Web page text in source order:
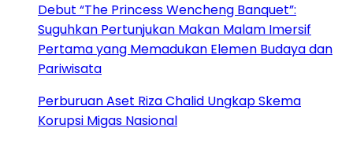
Debut “The Princess Wencheng Banquet”:
Suguhkan Pertunjukan Makan Malam Imersif
Pertama yang Memadukan Elemen Budaya dan
Pariwisata
Perburuan Aset Riza Chalid Ungkap Skema
Korupsi Migas Nasional